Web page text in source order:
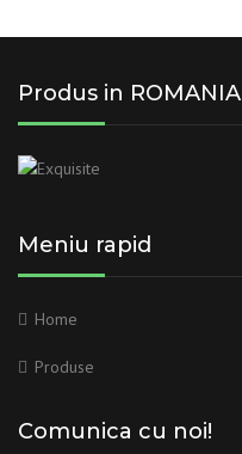
Produs in ROMANIA
Meniu rapid
Home
Produse
Comunica cu noi!